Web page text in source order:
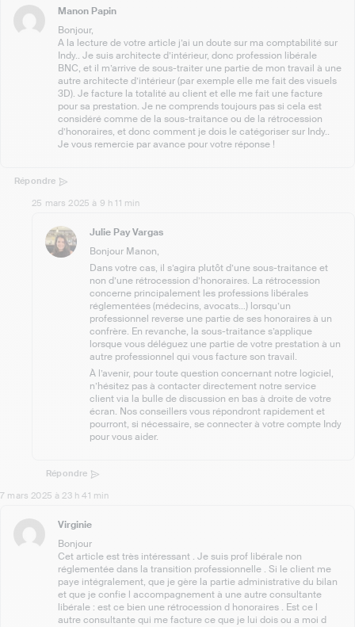
Manon Papin
Bonjour,
A la lecture de votre article j’ai un doute sur ma comptabilité sur
Indy.. Je suis architecte d’intérieur, donc profession libérale
BNC, et il m’arrive de sous-traiter une partie de mon travail à une
autre architecte d’intérieur (par exemple elle me fait des visuels
3D). Je facture la totalité au client et elle me fait une facture
pour sa prestation. Je ne comprends toujours pas si cela est
considéré comme de la sous-traitance ou de la rétrocession
d’honoraires, et donc comment je dois le catégoriser sur Indy..
Je vous remercie par avance pour votre réponse !
Répondre
25 mars 2025 à 9 h 11 min
Julie Pay Vargas
Bonjour Manon,
Dans votre cas, il s’agira plutôt d’une sous-traitance et
non d’une rétrocession d’honoraires. La rétrocession
concerne principalement les professions libérales
réglementées (médecins, avocats…) lorsqu’un
professionnel reverse une partie de ses honoraires à un
confrère. En revanche, la sous-traitance s’applique
lorsque vous déléguez une partie de votre prestation à un
autre professionnel qui vous facture son travail.
À l’avenir, pour toute question concernant notre logiciel,
n’hésitez pas à contacter directement notre service
client via la bulle de discussion en bas à droite de votre
écran. Nos conseillers vous répondront rapidement et
pourront, si nécessaire, se connecter à votre compte Indy
pour vous aider.
Répondre
7 mars 2025 à 23 h 41 min
Virginie
Bonjour
Cet article est très intéressant . Je suis prof libérale non
réglementée dans la transition professionnelle . Si le client me
paye intégralement, que je gère la partie administrative du bilan
et que je confie l accompagnement à une autre consultante
libérale : est ce bien une rétrocession d honoraires . Est ce l
autre consultante qui me facture ce que je lui dois ou a moi d